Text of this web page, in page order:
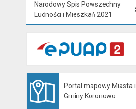
Narodowy Spis Powszechny
Ludności i Mieszkań 2021
Portal mapowy Miasta i
Gminy Koronowo